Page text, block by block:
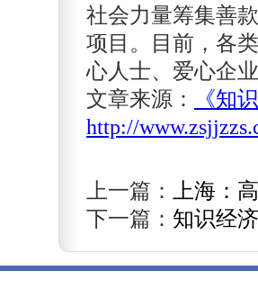
社会力量筹集善
项目。目前，各
心人士、爱心企
文章来源：
《知
http://
上一篇：
上海：
下一篇： 知识经